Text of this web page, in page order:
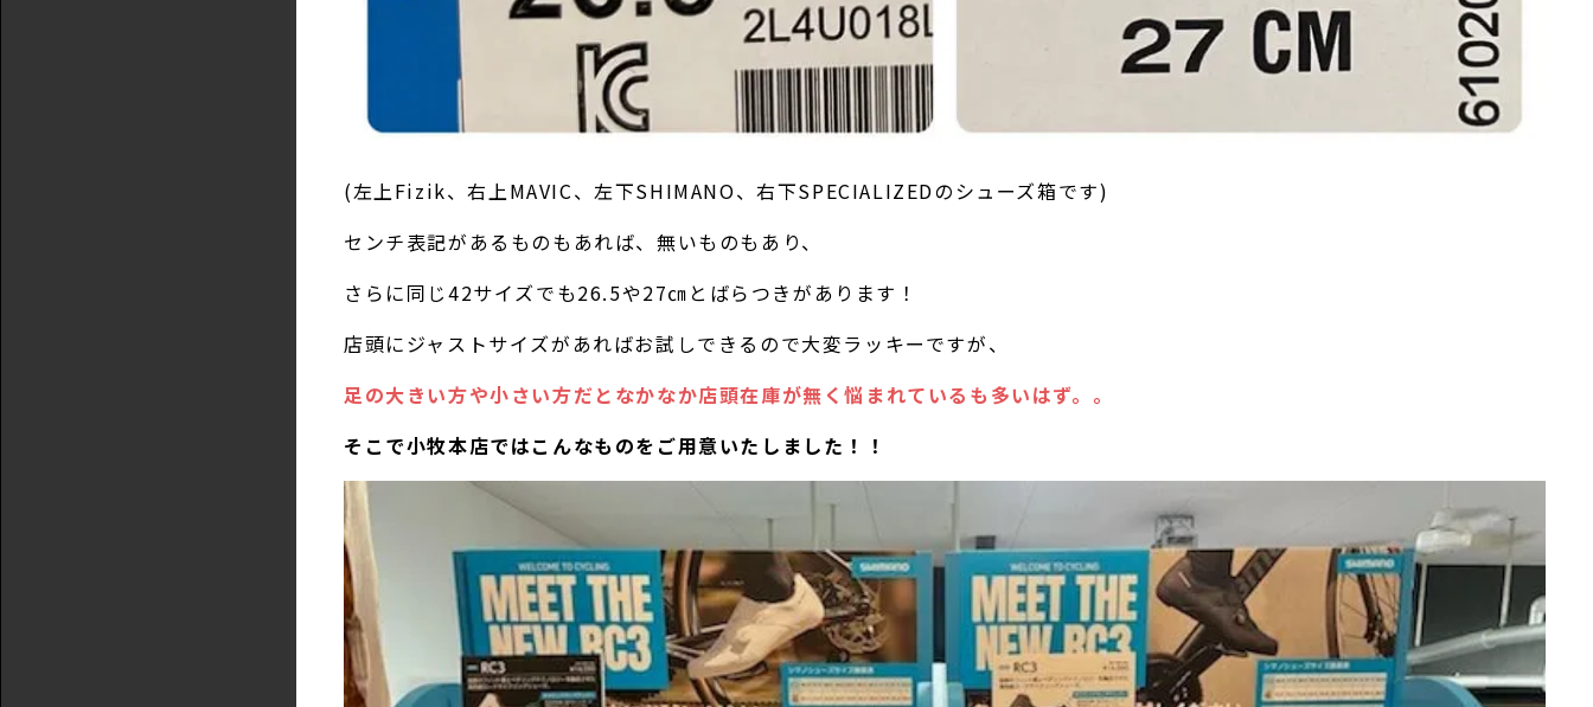
(左上Fizik、右上MAVIC、左下SHIMANO、右下SPECIALIZEDのシューズ箱です)
センチ表記があるものもあれば、無いものもあり、
さらに同じ42サイズでも26.5や27㎝とばらつきがあります！
店頭にジャストサイズがあればお試しできるので大変ラッキーですが、
足の大きい方や小さい方だとなかなか店頭在庫が無く悩まれているも多いはず。。
そこで小牧本店ではこんなものをご用意いたしました！！